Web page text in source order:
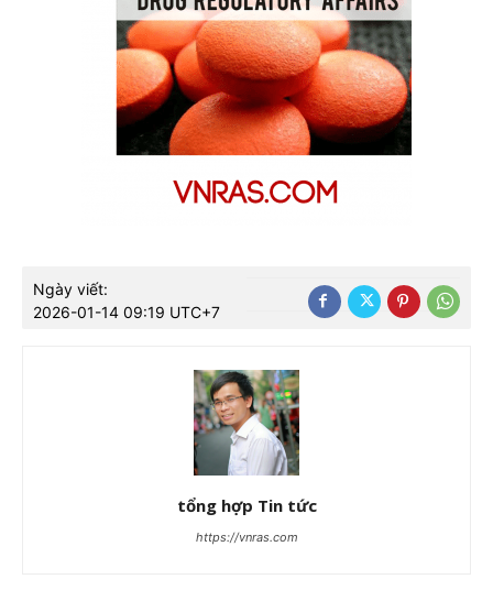
Ngày viết:
2026-01-14 09:19 UTC+7
tổng hợp Tin tức
https://vnras.com